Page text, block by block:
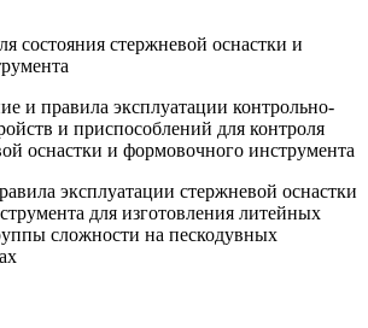
состояния стержневой оснастки и
и правила эксплуатации контрольно-
и приспособлений для контроля
оснастки и формовочного инструмента
эксплуатации стержневой оснастки
для изготовления литейных
сложности на пескодувных